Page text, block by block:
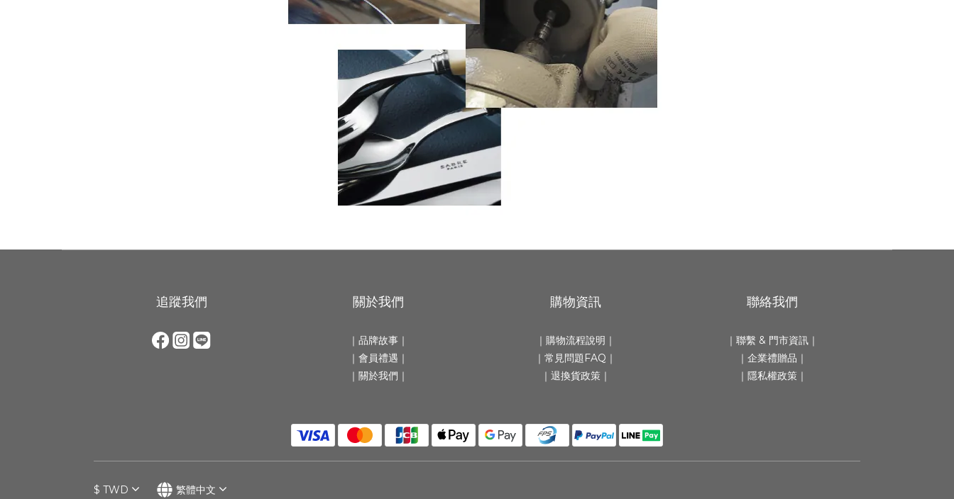
追蹤我們 關於我們
｜品牌故事 ｜
｜會員禮遇｜
｜關於我們 ｜
購物資訊
｜ 購物流程說明 ｜
｜常見問題FAQ ｜
｜ 退換貨政策｜
聯絡我們
｜聯繫 & 門市資訊 ｜
｜企業禮贈品 ｜
｜隱私權政策｜
$ TWD 繁體中文